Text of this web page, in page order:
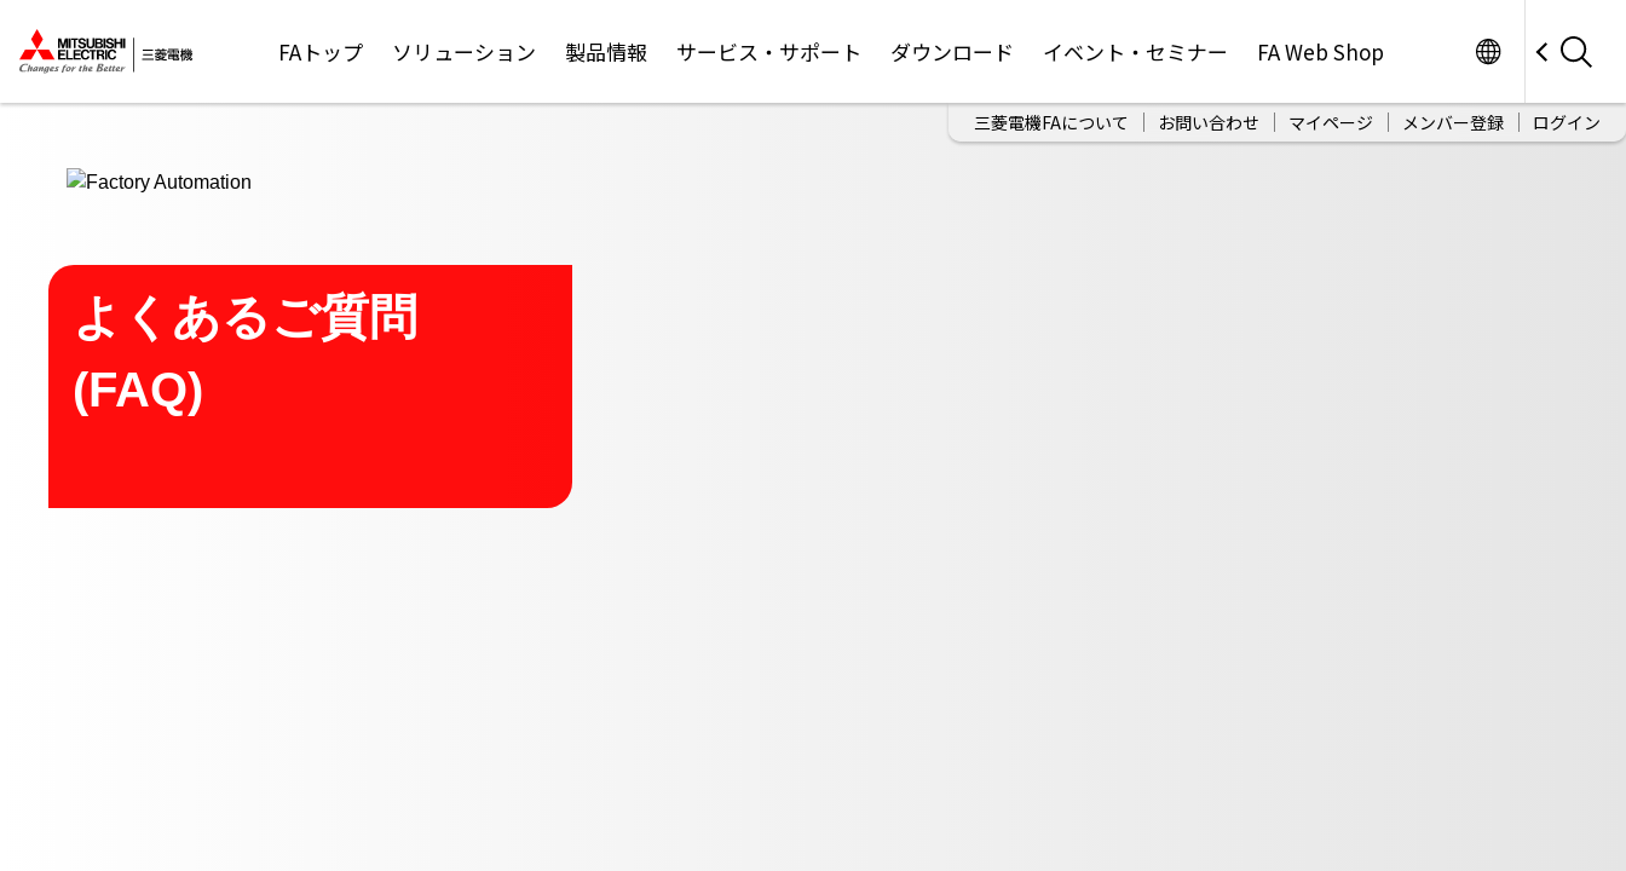
FAトップ ソリューション 製品情報 サービス・サポート ダウンロード イベント・セミナー FA Web Shop
三菱電機FAについて お問い合わせ マイページ メンバー登録 ログイン
よくあるご質問
(FAQ)